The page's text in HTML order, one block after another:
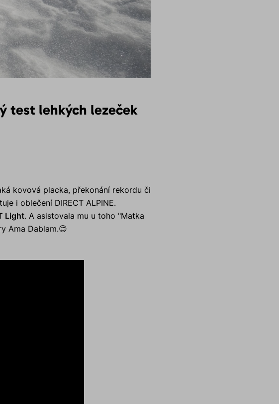
test lehkých lezeček
kovová placka, překonání rekordu či
i oblečení DIRECT ALPINE.
Light. A asistovala mu u toho "Matka
Ama Dablam.😊